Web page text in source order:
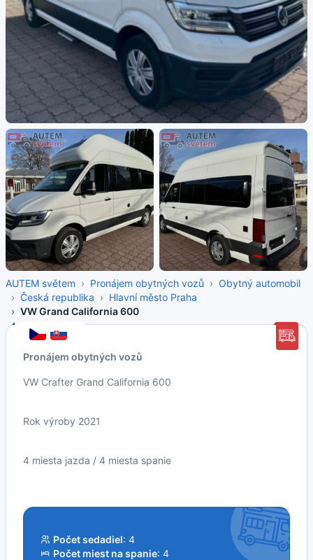
AUTEM světem Pronájem obytných vozů
Obytný automobil
Česká republika
Hlavní město Praha
VW Grand California 600
Pronájem obytných vozů
VW Crafter Grand California 600
Rok výroby 2021
4 miesta jazda / 4 miesta spanie
Počet sedadiel: 4
Počet miest na spanie: 4